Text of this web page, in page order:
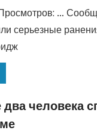
…
серьезные
человека